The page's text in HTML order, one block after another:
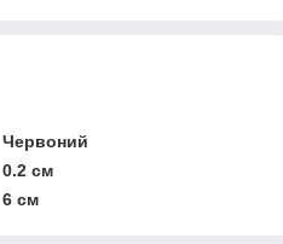
Червоний
0.2 см
6 см